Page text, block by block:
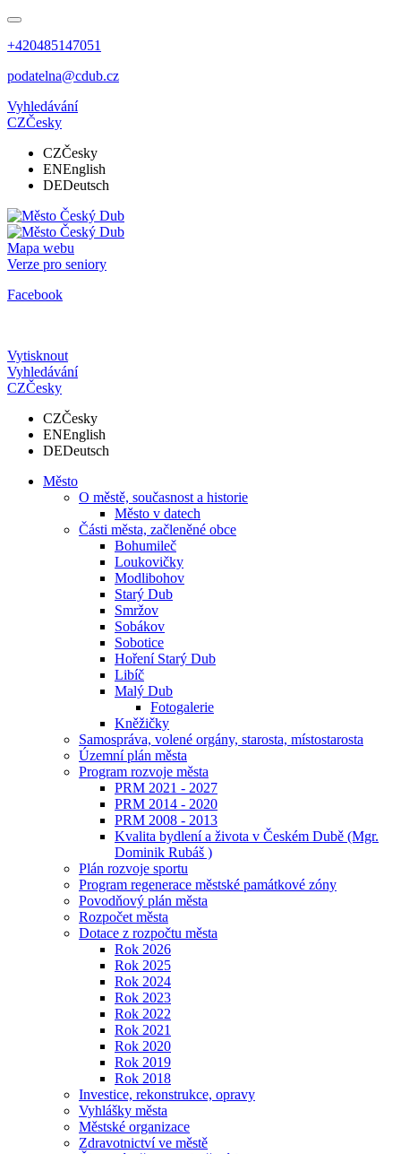
+420485147051
podatelna@cdub.cz
Vyhledávání
CZČesky
CZČesky
ENEnglish
DEDeutsch
Mapa webu
Verze pro seniory
Facebook
Vytisknout
Vyhledávání
CZČesky
CZČesky
ENEnglish
DEDeutsch
Město
O městě, současnost a historie
Město v datech
Části města, začleněné obce
Bohumileč
Loukovičky
Modlibohov
Starý Dub
Smržov
Sobákov
Sobotice
Hoření Starý Dub
Libíč
Malý Dub
Fotogalerie
Kněžičky
Samospráva, volené orgány, starosta, místostarosta
Územní plán města
Program rozvoje města
PRM 2021 - 2027
PRM 2014 - 2020
PRM 2008 - 2013
Kvalita bydlení a života v Českém Dubě (Mgr.
Dominik Rubáš )
Plán rozvoje sportu
Program regenerace městské památkové zóny
Povodňový plán města
Rozpočet města
Dotace z rozpočtu města
Rok 2026
Rok 2025
Rok 2024
Rok 2023
Rok 2022
Rok 2021
Rok 2020
Rok 2019
Rok 2018
Investice, rekonstrukce, opravy
Vyhlášky města
Městské organizace
Zdravotnictví ve městě